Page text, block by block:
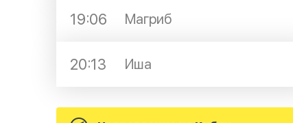
19:06 Магриб
20:13 Иша